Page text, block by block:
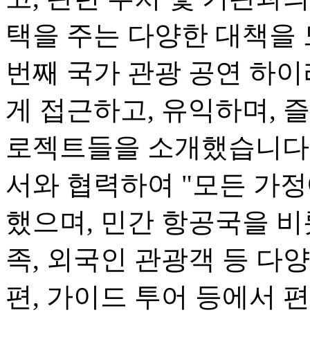
택을 주는 다양한 대책을
번째 국가 관광 공연 하
게 접근하고, 유익하며,
로젝트들을 소개했습니
서와 협력하여 "모든 가
했으며, 민간 항공국을
족, 외국인 관광객 등 다
편, 가이드 투어 등에서